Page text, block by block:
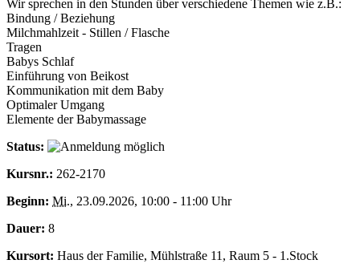
Wir sprechen in den Stunden über verschiedene Themen wie z.B.:
Bindung / Beziehung
Milchmahlzeit - Stillen / Flasche
Tragen
Babys Schlaf
Einführung von Beikost
Kommunikation mit dem Baby
Optimaler Umgang
Elemente der Babymassage
Status:
Kursnr.: 262-2170
Beginn: Mi., 23.09.2026, 10:00 - 11:00 Uhr
Dauer: 8
Kursort: Haus der Familie, Mühlstraße 11, Raum 5 - 1.Stock